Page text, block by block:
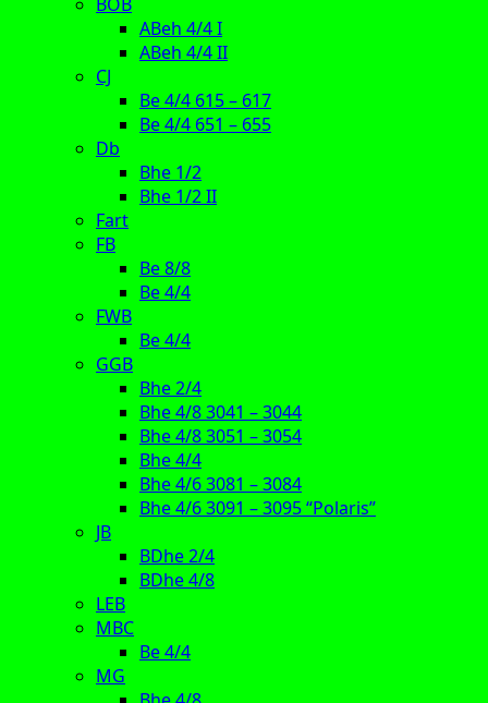
ABeh 4/4 I
ABeh 4/4 II
CJ
Be 4/4 615 – 617
Be 4/4 651 – 655
Db
Bhe 1/2
Bhe 1/2 II
Fart
FB
Be 8/8
Be 4/4
FWB
Be 4/4
GGB
Bhe 2/4
Bhe 4/8 3041 – 3044
Bhe 4/8 3051 – 3054
Bhe 4/4
Bhe 4/6 3081 – 3084
Bhe 4/6 3091 – 3095 “Polaris”
JB
BDhe 2/4
BDhe 4/8
LEB
MBC
Be 4/4
MG